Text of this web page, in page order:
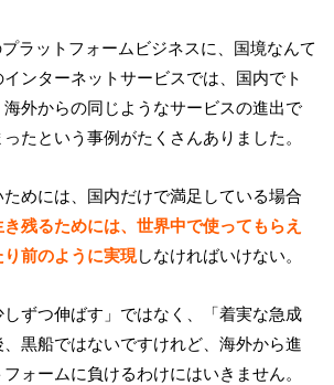
ラットフォームビジネスに、国境なんて
ンターネットサービスでは、国内でト
外からの同じようなサービスの進出で
たという事例がたくさんありました。
めには、国内だけで満足している場合
き残るためには、世界中で使ってもらえ
前のように実現しなければいけない。
ずつ伸ばす」ではなく、「着実な急成
黒船ではないですけれど、海外から進
ォームに負けるわけにはいきません。